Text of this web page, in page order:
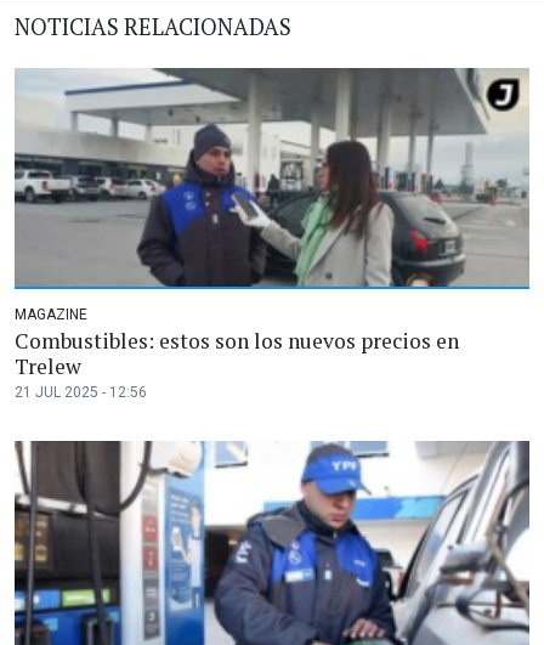
NOTICIAS RELACIONADAS
MAGAZINE
Combustibles: estos son los nuevos precios en
Trelew
21 JUL 2025 - 12:56